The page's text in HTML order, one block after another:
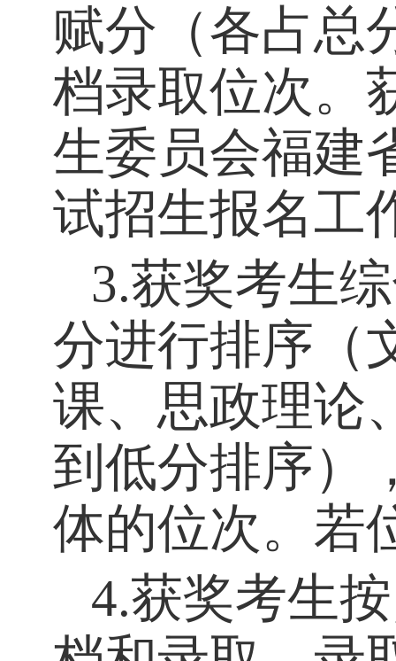
赋分（各占总
档录取位次。
生委员会福建
试招生报名工
3.获奖考生
分进行排序（
课、思政理论
到低分排序）
体的位次。若
4.获奖考生